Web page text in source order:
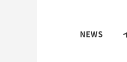
NEWS